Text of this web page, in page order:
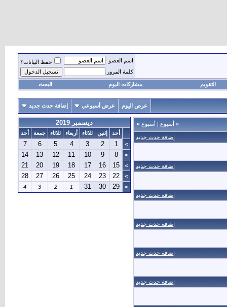
اسم العضو
حفظ البيانات؟
كلمة المرور
التقويم مشاركات اليوم البحث
عرض اليوم عرض أسبوعي إضافة حدث جديد
« أسبوع | أسبوع »
إضافة حدث جديد
إضافة حدث جديد
إضافة حدث جديد
إضافة حدث جديد
إضافة حدث جديد
إضافة حدث جديد
ديسمبر 2019
أحد إثنين ثلاثاء أربعاء ثلاثاء جمعة
أحد
>
1
2
3
4
5
6
7
>
8
9
10
11
12
13
14
>
15
16
17
18
19
20
21
>
22
23
24
25
26
27
28
>
29
30
31
1
2
3
4